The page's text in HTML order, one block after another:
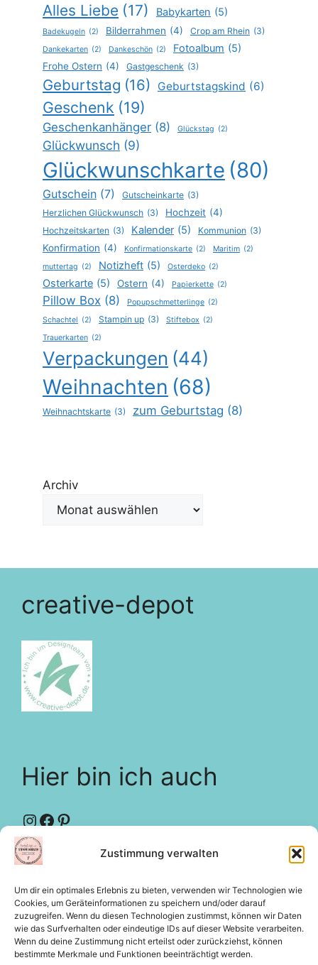
Zustimmung verwalten
Um dir ein optimales Erlebnis zu bieten, verwenden wir Technologien wie
Cookies, um Geräteinformationen zu speichern und/oder darauf
zuzugreifen. Wenn du diesen Technologien zustimmst, können wir Daten
wie das Surfverhalten oder eindeutige IDs auf dieser Website verarbeiten.
Wenn du deine Zustimmung nicht erteilst oder zurückziehst, können
bestimmte Merkmale und Funktionen beeinträchtigt werden.
Alles Liebe (17) Babykarten (5)
Badekugeln (2) Bilderrahmen (4) Crop am Rhein (3)
Dankekarten (2) Dankeschön (2) Fotoalbum (5)
Frohe Ostern (4) Gastgeschenk (3)
Geburtstag (16) Geburtstagskind (6)
Geschenk (19)
Geschenkanhänger (8) Glückstag (2)
Glückwunsch (9)
Glückwunschkarte (80)
Gutschein (7) Gutscheinkarte (3)
Herzlichen Glückwunsch (3) Hochzeit (4)
Hochzeitskarten (3) Kalender (5) Kommunion (3)
Konfirmation (4) Konfirmationskarte (2) Maritim (2)
muttertag (2) Notizheft (5) Osterdeko (2)
Osterkarte (5) Ostern (4) Papierkette (2)
Pillow Box (8) Popupschmetterlinge (2)
Schachtel (2) Stampin up (3) Stiftebox (2)
Trauerkarten (2)
Verpackungen (44)
Weihnachten (68)
Weihnachtskarte (3) zum Geburtstag (8)
Archiv
creative-depot
Hier bin ich auch
Instagram
Facebook
Pinterest
Designteam creative-depot
Rechtliches
Impressum